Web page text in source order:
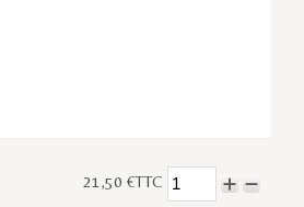
21,50 €TTC